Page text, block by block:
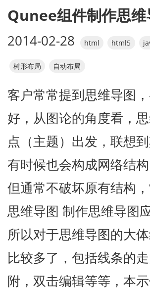
Qunee组件制作思维
2014-02-28 html html5
树形布局 自动布局
客户常常提到思维导图
好，从图论的角度看，
点（主题）出发，联想
有时候也会构成网络结
但通常不破坏原有结构
思维导图 制作思维导图
所以对于思维导图的大
比较多了，包括线条的
附，双击编辑等等，本